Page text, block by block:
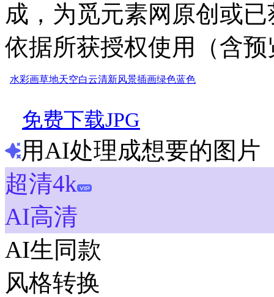
成，为觅元素网原创或
依据所获授权使用（含
水彩画草地天空白云清新风景插画绿色蓝色
免费下载JPG
用AI处理成想要的图片
超清4k
AI高清
AI生同款
风格转换